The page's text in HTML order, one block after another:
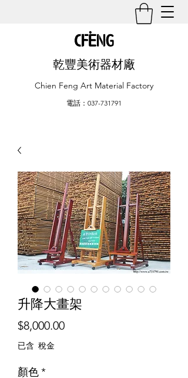
乾豐美術器材廠
Chien Feng Art Material Factory
電話：037-731791
升降大畫架
$8,000.00價
已含 稅金
顏色*